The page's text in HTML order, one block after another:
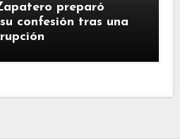
preparó
confesión tras una